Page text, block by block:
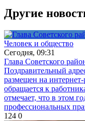
Другие
Человек и общество
Сегодня, 09:31
Глава Советского
Поздравительный
размещен на
обращается к
отмечает, что в этом
профессиональных
124 0